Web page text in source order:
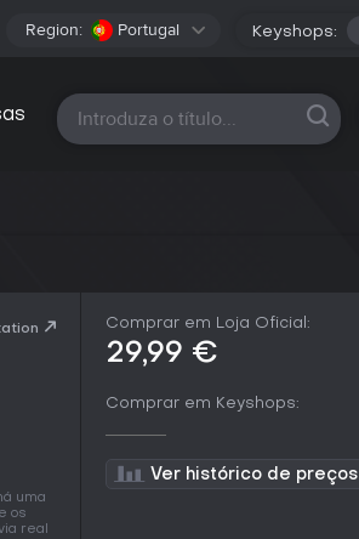
Region: Portugal Keyshops:
Todas as plataformas
uma
os
real
Comprar em Loja Oficial:
29,99 €
Comprar em Keyshops:
Ver histórico de preços